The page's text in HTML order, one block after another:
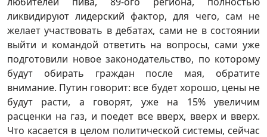
ликвидируют лидерский фактор, для чего, сам не
желает участвовать в дебатах, сами не в состоянии
выйти и командой ответить на вопросы, сами уже
подготовили новое законодательство, по которому
будут обирать граждан после мая, обратите
внимание. Путин говорит: все будет хорошо, цены не
будут расти, а говорят, уже на 15% увеличим
расценки на газ, и поедет все вверх, вверх и вверх.
Что касается в целом политической системы, сейчас